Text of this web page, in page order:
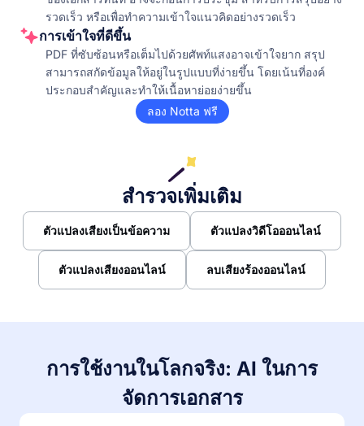
รวดเร็ว หรือเพื่อทำความเข้าใจแนวคิดอย่างรวดเร็ว
การเข้าใจที่ดีขึ้น
PDF ที่ซับซ้อนหรือเต็มไปด้วยศัพท์แสงอาจเข้าใจยาก สรุป
สามารถสกัดข้อมูลให้อยู่ในรูปแบบที่ง่ายขึ้น โดยเน้นที่องค์
ประกอบสำคัญและทำให้เนื้อหาย่อยง่ายขึ้น
ลอง Notta ฟรี
สำรวจเพิ่มเติม
ตัวแปลงเสียงเป็นข้อความ ตัวแปลงวิดีโอออนไลน์
ตัวแปลงเสียงออนไลน์ ลบเสียงร้องออนไลน์
การใช้งานในโลกจริง: AI ในการ
จัดการเอกสาร